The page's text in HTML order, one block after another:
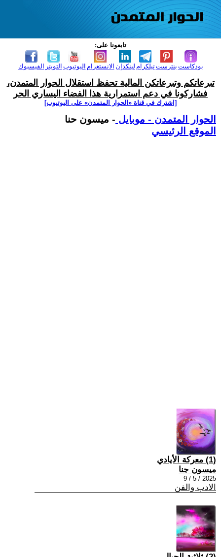
تابعونا على:
الفيسبوك التويتر اليوتيوب الانستغرام لينكدإن تيلكرامبنترست بودكاست
تبرعاتكم وتبرعاتكن المالية تحفظ استقلال الحوار المتمدن،
فشاركونا في دعم استمرارية هذا الفضاء اليساري الحر
[اشترك في قناة ‫«الحوار المتمدن» على اليوتيوب]
الحوار المتمدن - موبايل - ميسون حنا
الموقع الرئيسي
(1) معركة الأيادي
ميسون جنا
2025 / 5 / 9
الادب والفن